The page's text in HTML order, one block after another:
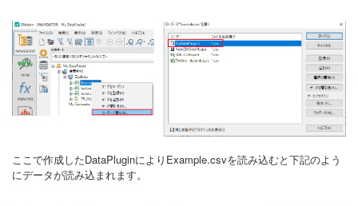
ここで作成したDataPluginによりExample.csvを読み込むと下記のよう
にデータが読み込まれます。